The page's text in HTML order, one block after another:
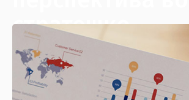
БИБЛИОТЕКА
ЗА РЕСУРСНИОТ ЦЕНТАР
стратешко
планирање